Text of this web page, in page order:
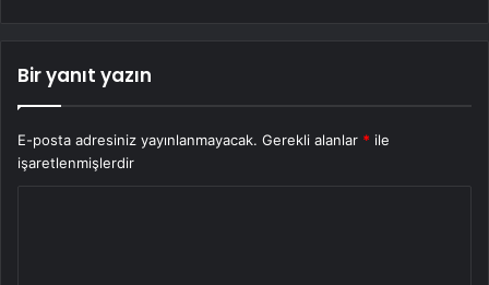
Bir yanıt yazın
E-posta adresiniz yayınlanmayacak. Gerekli alanlar * ile
işaretlenmişlerdir